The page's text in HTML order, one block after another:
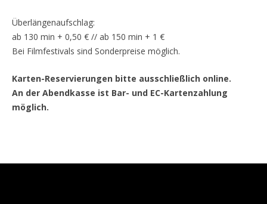
Überlängenaufschlag:
ab 130 min + 0,50 € // ab 150 min + 1 €
Bei Filmfestivals sind Sonderpreise möglich.
Karten-Reservierungen bitte ausschließlich online.
An der Abendkasse ist Bar- und EC-Kartenzahlung
möglich.